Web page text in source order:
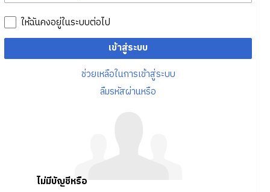
ให้ฉันคงอยู่ในระบบต่อไป
เข้าสู่ระบบ
ช่วยเหลือในการเข้าสู่ระบบ
ลืมรหัสผ่านหรือ
ไม่มีบัญชีหรือ